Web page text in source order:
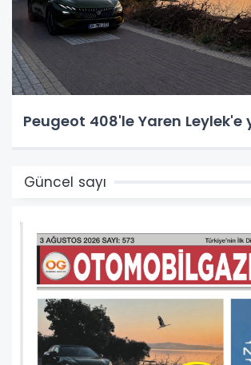
Peugeot 408'le Yaren Leylek'e
Güncel sayı